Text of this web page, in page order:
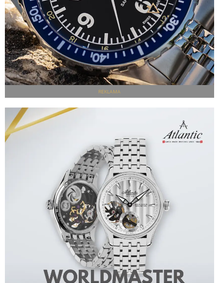
REKLAMA